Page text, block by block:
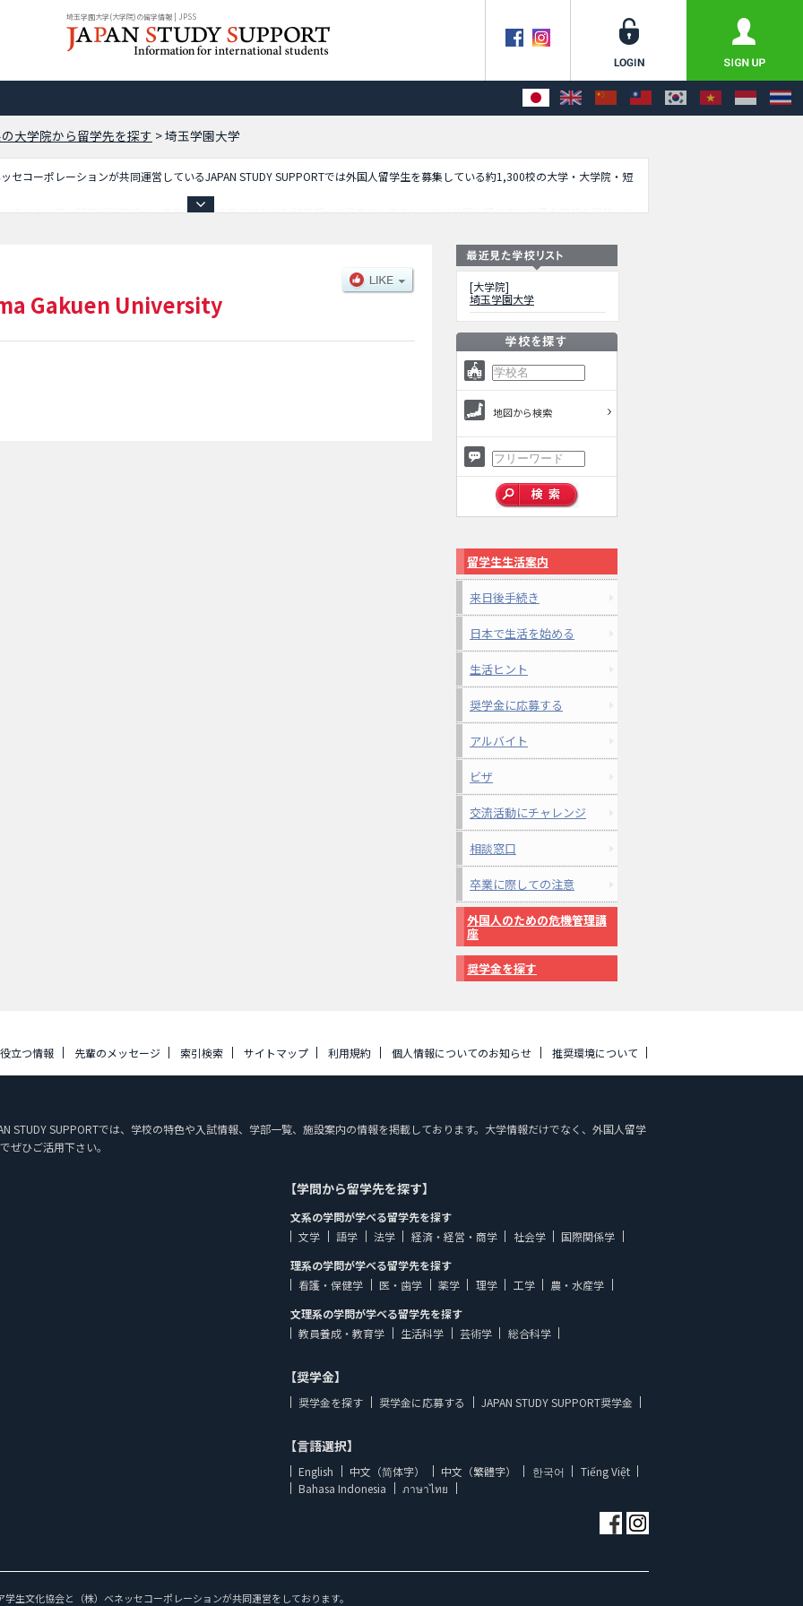
埼玉学園大学(大学院)の留学情報 | JPSS
大学院から留学先を探す >埼玉学園大学
セコーポレーションが共同運営しているJAPAN STUDY SUPPORTでは外国人留学生を募集している約1,300校の大学・大学院・短
ており、等、研究科別情報や、募集定員や合格者数など入試情報、施設案内、アクセスなど外国人留学生に必要な情報を掲載して
Gakuen University
[大学院]
埼玉学園大学
地図から検索
留学生生活案内
来日後手続き
日本で生活を始める
生活ヒント
奨学金に応募する
アルバイト
ビザ
交流活動にチャレンジ
相談窓口
卒業に際しての注意
外国人のための危機管理講
座
奨学金を探す
立つ情報 先輩のメッセージ 索引検索 サイトマップ 利用規約 個人情報についてのお知らせ 推奨環境について
STUDY SUPPORTでは、学校の特色や入試情報、学部一覧、施設案内の情報を掲載しております。大学情報だけでなく、外国人留学
ぜひご活用下さい。
【学問から留学先を探す】
文系の学問が学べる留学先を探す
文学
語学 法学 経済・経営・商学 社会学
国際関係学
理系の学問が学べる留学先を探す
看護・保健学
医・歯学 薬学 理学 工学
農・水産学
文理系の学問が学べる留学先を探す
教員養成・教育学
生活科学 芸術学 総合科学
【奨学金】
奨学金を探す 奨学金に応募する JAPAN STUDY SUPPORT奨学金
【言語選択】
English 中文（简体字） 中文（繁體字） 한국어
Tiếng Việt
Bahasa Indonesia
ภาษาไทย
生文化協会と（株）ベネッセコーポレーションが共同運営をしております。